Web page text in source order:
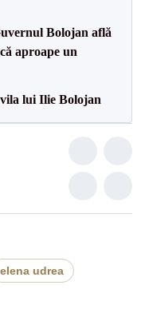
Bolojan află
aproape un
lui Ilie Bolojan
elena udrea